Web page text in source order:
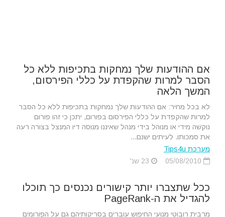
אם ההודעות שלך נמחקות בתכיפות ללא כל
הסבר למרות שהקפדת על כללי הפירסום,
המשך הלאה
לא בכל מחיר: אם ההודעות שלך נמחקות בתכיפות ללא כל הסבר
למרות שהקפדת על כללי הפירסום בפורום, יתכן כי זהו פורום
נוקשה מידי או מנוהל בידי מנהל שאיננו מנוסה דיו המנצל בצורה רעה
את סמכותו. לעיתים ישנם...
מערכת Tips4u
ככל שתצברו יותר קישורים נכנסים כך תוכלו
להגדיל את ה-PageRank
מרבית רובוטי מנועי החיפוש עוברים בסריקותיהם גם על הפורומים